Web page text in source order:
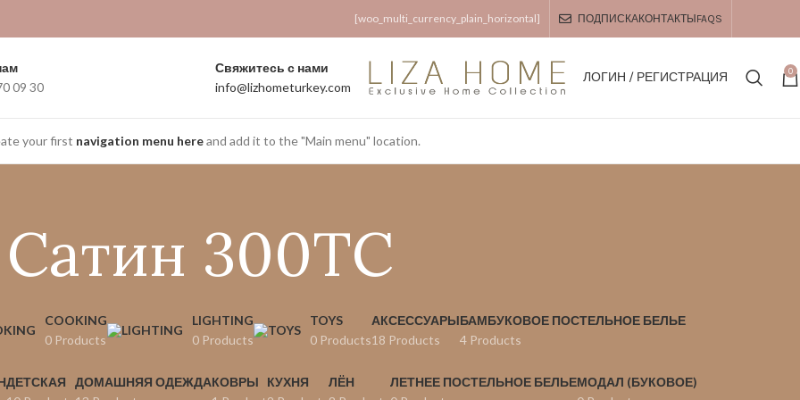
[woo_multi_currency_plain_horizontal] ПОДПИСКАКОНТАКТЫ FAQS
09 30
Свяжитесь с нами
info@lizhometurkey.com
ЛОГИН / РЕГИСТРАЦИЯ 0
your first navigation menu hereand add it to the "Main menu" location.
Сатин 300ТС
COOKING
0 Products
LIGHTING
0 Products
TOYS
0 Products
АКСЕССУАРЫ
18 Products
БАМБУКОВОЕ ПОСТЕЛЬНОЕ БЕЛЬЕ
4 Products
ДЕТСКАЯ
ДОМАШНЯЯ ОДЕЖДАКОВРЫ
КУХНЯ
ЛЁН
ЛЕТНЕЕ ПОСТЕЛЬНОЕ БЕЛЬЕМОДАЛ (БУКОВОЕ)